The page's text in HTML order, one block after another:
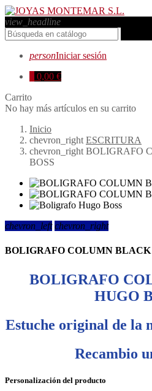
view_headline
personIniciar sesión
0,00 €
Carrito
No hay más artículos en su carrito
Inicio
chevron_right ESCRITURA
chevron_right BOLIGRAFO
BOSS
chevron_left chevron_right
BOLIGRAFO COLUMN BLACK
BOLIGRAFO
HUGO
Estuche original de la
Recambio
Personalización del producto